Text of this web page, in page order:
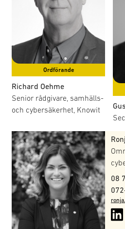
behov och utmaningar för
området. Arbetet bedrivs utifrån
verksamhetsplan med
gruppen sammanträder en gång
möjlighet till både fysiskt och
Ordförande
Richard Oehme
Senior rådgivare, samhälls-
och cybersäkerhet, Knowit
08